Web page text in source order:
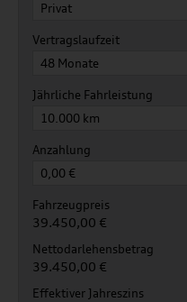
Vertragslaufzeit
Jährliche Fahrleistung
Anzahlung
Fahrzeugpreis
39.450,00 €
Nettodarlehensbetrag
39.450,00 €
Effektiver Jahreszins